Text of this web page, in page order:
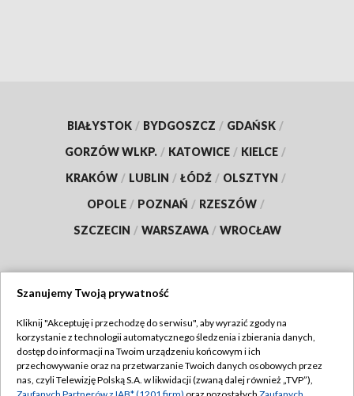
BIAŁYSTOK / BYDGOSZCZ / GDAŃSK /
GORZÓW WLKP. / KATOWICE / KIELCE /
KRAKÓW / LUBLIN / ŁÓDŹ / OLSZTYN /
OPOLE / POZNAŃ / RZESZÓW /
SZCZECIN / WARSZAWA / WROCŁAW
TVP
Abonament TVP
Emisja w TVP
Regulamin TVP
Szanujemy Twoją prywatność
Kliknij "Akceptuję i przechodzę do serwisu", aby wyrazić zgody na
korzystanie z technologii automatycznego śledzenia i zbierania danych,
dostęp do informacji na Twoim urządzeniu końcowym i ich
przechowywanie oraz na przetwarzanie Twoich danych osobowych przez
nas, czyli Telewizję Polską S.A. w likwidacji (zwaną dalej również „TVP”),